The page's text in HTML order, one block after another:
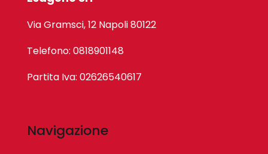
Via Gramsci, 12 Napoli 80122
Telefono: 0818901148
Partita Iva: 02626540617
Navigazione